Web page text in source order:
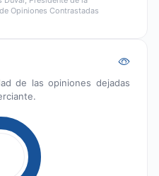
Opiniones Contrastadas
de las opiniones dejadas